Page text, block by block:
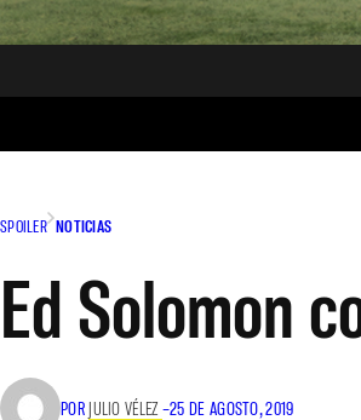
SPOILER NOTICIAS
Ed Solomon
POR JULIO VÉLEZ –25 DE AGOSTO, 2019